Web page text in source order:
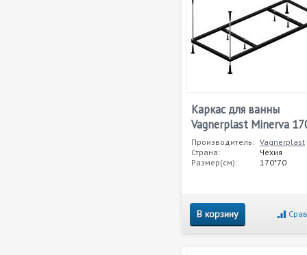
Каркас для ванны
Vagnerplast Minerva
Производитель: Vagnerplast
Страна:
Чехия
Размер(см):
170*70
В корзину